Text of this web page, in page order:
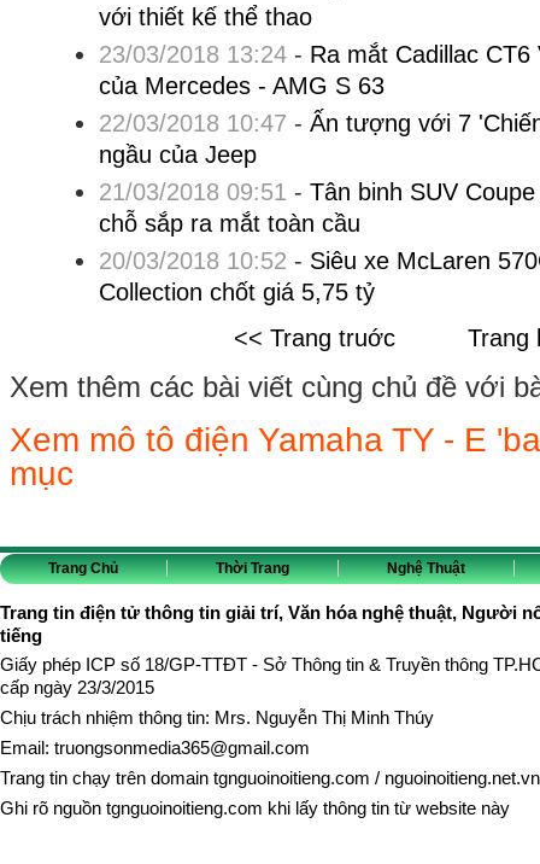
với thiết kế thể thao
23/03/2018 13:24- Ra mắt Cadillac
của Mercedes - AMG S 63
22/03/2018 10:47 - Ấn tượng với 7
ngầu của Jeep
21/03/2018 09:51 - Tân binh SUV
chỗ sắp ra mắt toàn cầu
20/03/2018 10:52 - Siêu xe McLaren
Collection chốt giá 5,75 tỷ
<< Trang truớc
Trang
Xem thêm các bài viết cùng chủ đề với
Xem mô tô điện Yamaha TY - E
mục
Trang Chủ Thời Trang Nghệ Thuật
Trang tin điện tử thông tin giải trí, Văn hóa nghệ thuật, Người
tiếng
Giấy phép ICP số 18/GP-TTĐT - Sở Thông tin & Truyền thông
cấp ngày 23/3/2015
Chịu trách nhiệm thông tin: Mrs. Nguyễn Thị Minh Thúy
Email: truongsonmedia365@gmail.com
Trang tin chạy trên domain tgnguoinoitieng.com / nguoinoitieng.net.vn
Ghi rõ nguồn tgnguoinoitieng.com khi lấy thông tin từ website này